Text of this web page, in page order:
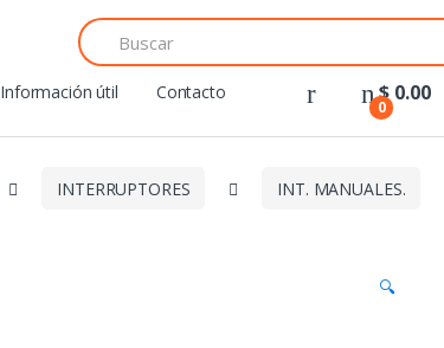
Search
for:
Información útil Contacto
0
$ 0.00
INTERRUPTORES INT. MANUALES.
🔍